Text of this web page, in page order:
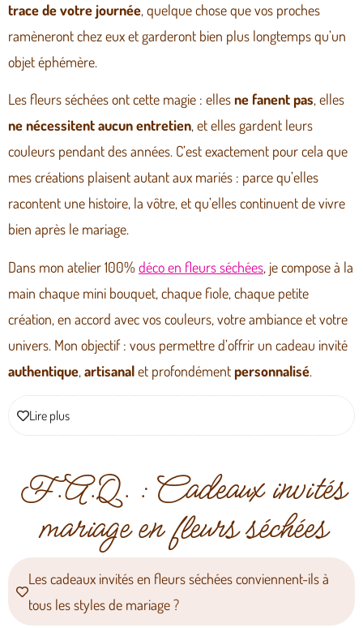
trace de votre journée, quelque chose que vos proches
ramèneront chez eux et garderont bien plus longtemps qu’un
objet éphémère.
Les fleurs séchées ont cette magie : ellesne fanent pas, elles
ne nécessitent aucun entretien, et elles gardent leurs
couleurs pendant des années. C’est exactement pour cela que
mes créations plaisent autant aux mariés : parce qu’elles
racontent une histoire, la vôtre, et qu’elles continuent de vivre
bien après le mariage.
Dans mon atelier 100% déco en fleurs séchées, je compose à la
main chaque mini bouquet, chaque fiole, chaque petite
création, en accord avec vos couleurs, votre ambiance et votre
univers. Mon objectif : vous permettre d’offrir un cadeau invité
authentique, artisanalet profondément personnalisé.
Lire plus
F.A.Q. : Cadeaux invités
mariage en fleurs séchées
Les cadeaux invités en fleurs séchées conviennent-ils à
tous les styles de mariage ?